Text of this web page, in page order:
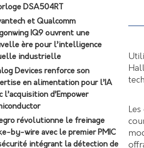
DSA504RT
et Qualcomm
IQ9 ouvrent une
ère pour l’intelligence
industrielle
Devices renforce son
en alimentation pour l’IA
l’acquisition d’Empower
révolutionne le freinage
by-wire avec le premier PMIC
intégrant la détection de